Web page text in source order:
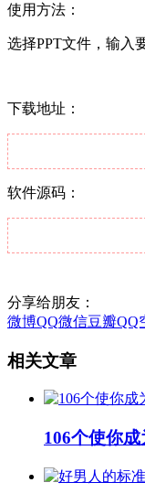
使用方法：
选择PPT文件，输入
下载地址：
软件源码：
分享给朋友：
微博QQ微信豆瓣QQ
相关文章
106个使你